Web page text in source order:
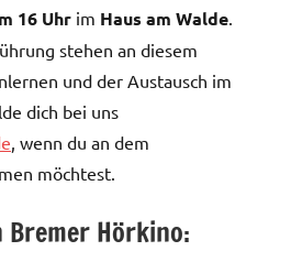
16 Uhr im Haus am Walde.
stehen an diesem
und der Austausch im
dich bei uns
, wenn du an dem
möchtest.
Hörkino: